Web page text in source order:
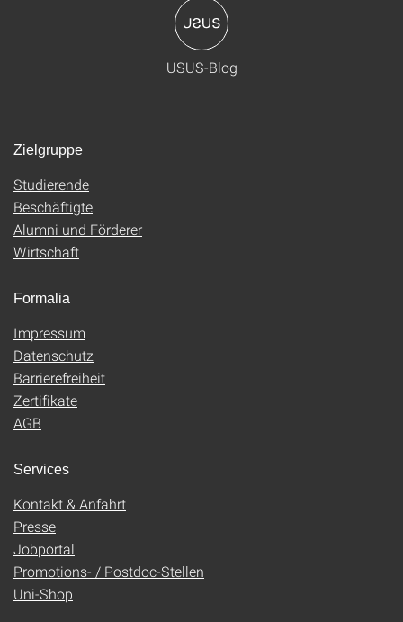
USUS-Blog
Zielgruppe
Studierende
Beschäftigte
Alumni und Förderer
Wirtschaft
Formalia
Impressum
Datenschutz
Barrierefreiheit
Zertifikate
AGB
Services
Kontakt & Anfahrt
Presse
Jobportal
Promotions- / Postdoc-Stellen
Uni-Shop